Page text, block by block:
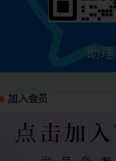
加入会员